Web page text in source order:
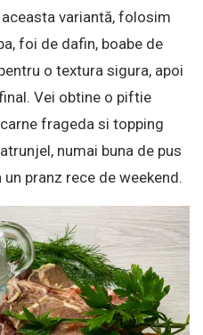
variantă, folosim
foi de dafin, boabe de
o textura sigura, apoi
Vei obtine o piftie
frageda si topping
numai buna de pus
pranz rece de weekend.